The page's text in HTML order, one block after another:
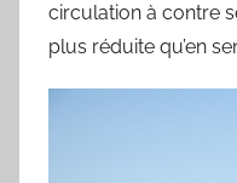
circulation à contre
plus réduite qu’en